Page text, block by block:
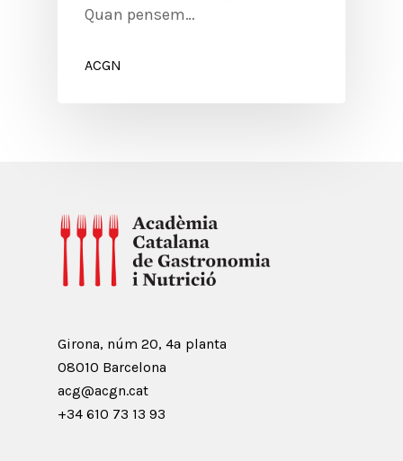
Quan pensem…
ACGN
Girona, núm 20, 4ª planta
08010 Barcelona
acg@acgn.cat
+34 610 73 13 93